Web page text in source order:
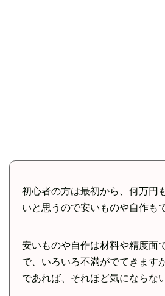
初心者の方は最初から、何万円
いと思うので安いものや自作も
安いものや自作は材料や精度面
で、いろいろ不満がでてきます
であれば、それほど気にならな